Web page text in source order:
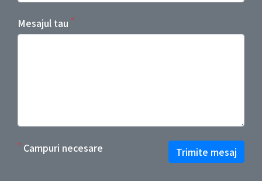
Mesajul tau *
* Campuri necesare Trimite mesaj